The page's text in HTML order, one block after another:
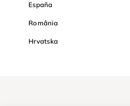
España
România
Hrvatska